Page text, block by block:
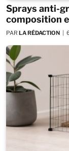
Sprays anti-
composition
PAR LA RÉDACTION